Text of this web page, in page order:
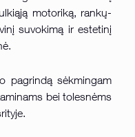
motoriką, rankų-
suvokimą ir estetinį
pagrindą sėkmingam
bei tolesnėms